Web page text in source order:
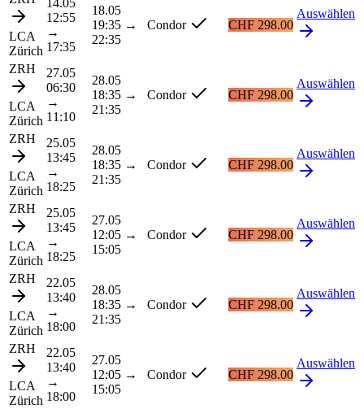
LCA
Zürich
14.05
12:55
→
17:35
18.05
19:35 →
22:35
Condor CHF 298.00
Auswählen
ZRH
LCA
Zürich
27.05
06:30
→
11:10
28.05
18:35 →
21:35
Condor CHF 298.00
Auswählen
ZRH
LCA
Zürich
25.05
13:45
→
18:25
28.05
18:35 →
21:35
Condor CHF 298.00
Auswählen
ZRH
LCA
Zürich
25.05
13:45
→
18:25
27.05
12:05 →
15:05
Condor CHF 298.00
Auswählen
ZRH
LCA
Zürich
22.05
13:40
→
18:00
28.05
18:35 →
21:35
Condor CHF 298.00
Auswählen
ZRH
LCA
Zürich
22.05
13:40
→
18:00
27.05
12:05 →
15:05
Condor CHF 298.00
Auswählen